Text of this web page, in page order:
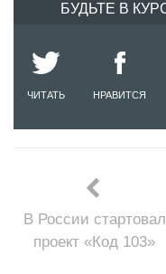
БУДЬТЕ В
ЧИТАТЬ НРАВИТСЯ
В России стартовал
проект «Код 103»